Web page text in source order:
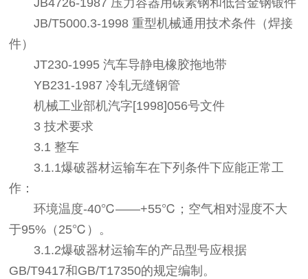
JB4726-1987 压力容器用碳素钢和低合金钢锻件
JB/T5000.3-1998 重型机械通用技术条件（焊接
件）
JT230-1995 汽车导静电橡胶拖地带
YB231-1987 冷轧无缝钢管
机械工业部机汽字[1998]056号文件
3 技术要求
3.1 整车
3.1.1爆破器材运输车在下列条件下应能正常工
作：
环境温度-40℃——+55℃；空气相对湿度不大
于95%（25℃）。
3.1.2爆破器材运输车的产品型号应根据
GB/T9417和GB/T17350的规定编制。